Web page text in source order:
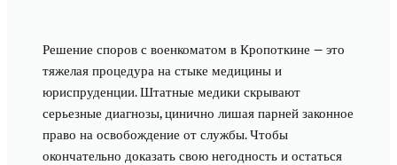
Решение споров с военкоматом в Кропоткине — это
тяжелая процедура на стыке медицины и
юриспруденции. Штатные медики скрывают
серьезные диагнозы, цинично лишая парней законное
право на освобождение от службы. Чтобы
окончательно доказать свою негодность и остаться